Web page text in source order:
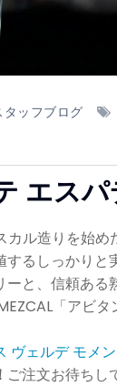
タッフブログ
エスパ
ル造りを始め
るしっかりと
と、信頼ある
「アビタ
ヴェルデ モメン
ご注文お待ちし